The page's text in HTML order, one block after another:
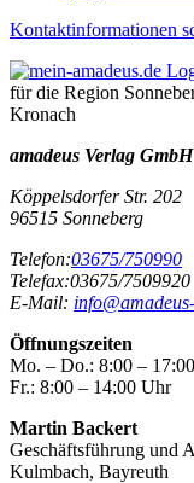
Kontaktinformationen
für die Region
Kronach
amadeus Verlag GmbH
Köppelsdorfer Str. 202
96515 Sonneberg
Telefon:03675/750990
Telefax:03675/7509920
E-Mail:
Öffnungszeiten
Mo. – Do.: 8:00 –
Fr.: 8:00 – 14:00 Uhr
Martin Backert
Geschäftsführung und
Kulmbach, Bayreuth